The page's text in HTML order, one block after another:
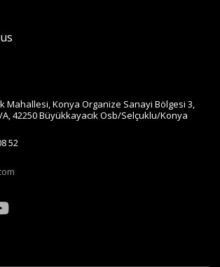
Mahallesi, Konya Organize Sanayi Bölgesi 3,
42250 Büyükkayacık Osb/Selçuklu/Konya
52